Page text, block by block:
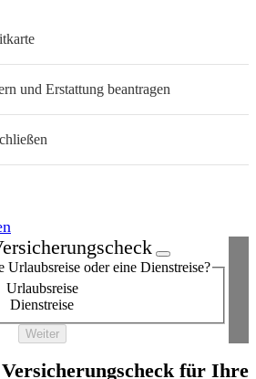
und Erstattung beantragen
Planen Sie eine private Urlaubsreise oder eine Dienstreise?
Urlaubsreise
Dienstreise
Weiter
für Ihre